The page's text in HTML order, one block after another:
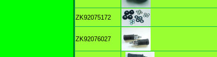
ZK92075172
ZK92076027